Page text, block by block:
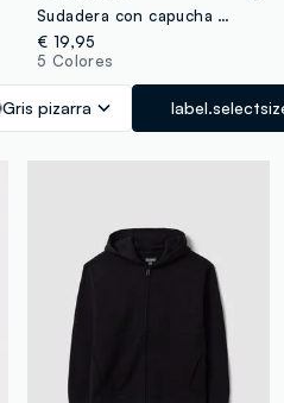
Sudadera con capucha gris con cremallera de algodón orgánico puro para niño, corte relaxed
€ 19,95
5 Colores
Gris pizarra